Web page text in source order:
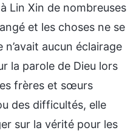
Lin Xin de nombreuses
et les choses ne se
aucun éclairage
la parole de Dieu lors
frères et sœurs
des difficultés, elle
sur la vérité pour les